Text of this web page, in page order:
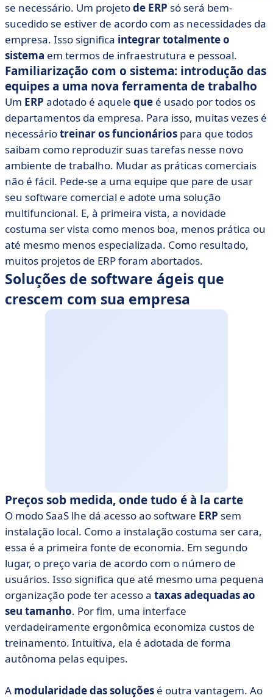
se necessário. Um projetode ERP só será bem-
sucedido se estiver de acordo com as necessidades da
empresa. Isso significa integrar totalmente o
sistema em termos de infraestrutura e pessoal.
Familiarização com o sistema: introdução das
equipes a uma nova ferramenta de trabalho
Um ERP adotado é aquele que é usado por todos os
departamentos da empresa. Para isso, muitas vezes é
necessáriotreinar os funcionários para que todos
saibam como reproduzir suas tarefas nesse novo
ambiente de trabalho. Mudar as práticas comerciais
não é fácil. Pede-se a uma equipe que pare de usar
seu software comercial e adote uma solução
multifuncional. E, à primeira vista, a novidade
costuma ser vista como menos boa, menos prática ou
até mesmo menos especializada. Como resultado,
muitos projetos de ERP foram abortados.
Soluções de software ágeis que
crescem com sua empresa
Preços sob medida, onde tudo é à la carte
O modo SaaS lhe dá acesso ao software ERP sem
instalação local. Como a instalação costuma ser cara,
essa é a primeira fonte de economia. Em segundo
lugar, o preço varia de acordo com o número de
usuários. Isso significa que até mesmo uma pequena
organização pode ter acesso a taxas adequadas ao
seu tamanho. Por fim, uma interface
verdadeiramente ergonômica economiza custos de
treinamento. Intuitiva, ela é adotada de forma
autônoma pelas equipes.
A modularidade das soluções é outra vantagem. Ao